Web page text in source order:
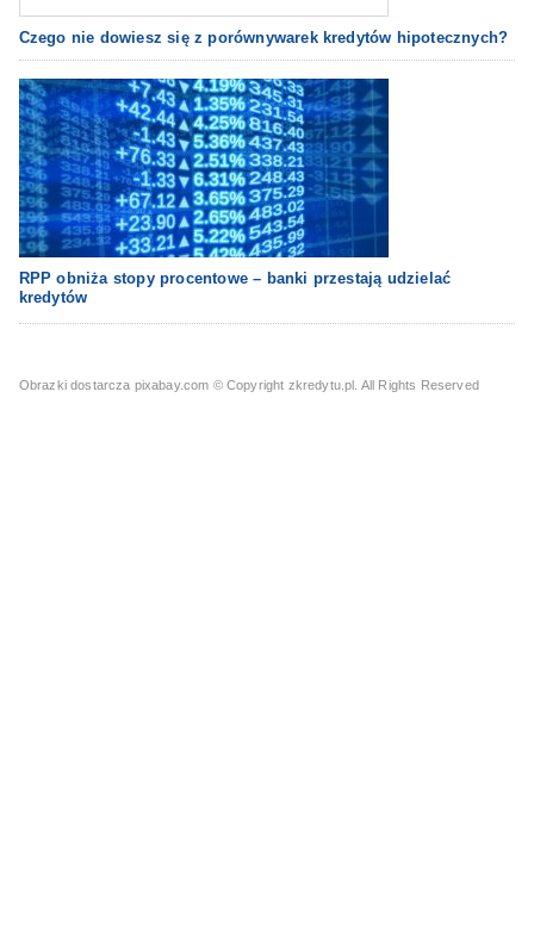
Czego nie dowiesz się z porównywarek kredytów hipotecznych?
RPP obniża stopy procentowe – banki przestają udzielać
kredytów
Obrazki dostarcza pixabay.com © Copyright zkredytu.pl. All Rights Reserved